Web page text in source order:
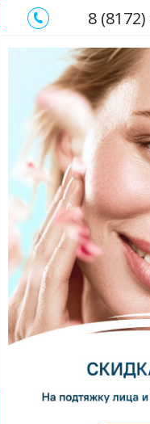
8 (8172)